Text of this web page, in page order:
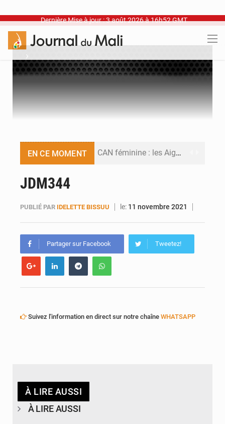
Dernière Mise à jour : 3 août 2026 à 16h52 GMT
›
EN CE MOMENT CAN féminine : les Aigles Dames se relancent
Emploi des jeunes au Mali : des compétences encore difficiles à valoriser
JDM344
PUBLIÉ PAR IDELETTE BISSUU le: 11 novembre 2021
Partager sur Facebook Tweetez!
Suivez l'information en direct sur notre chaîne WHATSAPP
À LIRE AUSSI
À LIRE AUSSI